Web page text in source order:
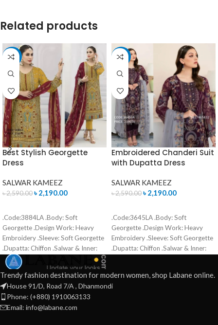
Related products
-15%
Best Stylish Georgette
Dress
SALWAR KAMEEZ
৳2,590.00৳ 2,190.00
.Code:3884LA .Body: Soft
Georgette .Design Work: Heavy
Embroidery .Sleeve: Soft Georgette
.Dupatta: Chiffon .Salwar & Inner:
Santoon .Semi –Stitched .Type:
Made in Bangladesh Call for order :
01771006910 01631493054
-15%
Embroidered Chanderi Suit
with Dupatta Dress
SALWAR KAMEEZ
৳2,590.00৳ 2,190.00
.Code:3645LA .Body: Soft
Georgette .Design Work: Heavy
Embroidery .Sleeve: Soft Georgette
.Dupatta: Chiffon .Salwar & Inner:
01771006910 01631493054
Trendy fashion destination for modern women, shop Labane online.
House 91/D, Road 7/A , Dhanmondi
Phone: (+880) 1910063133
Email: info@labane.com